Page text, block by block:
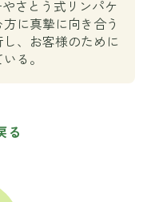
さとう式リンパケ
に真摯に向き合う
、お客様のために
る。
る